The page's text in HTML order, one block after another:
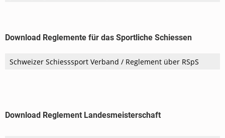
Download Reglemente für das Sportliche Schiessen
Schweizer Schiesssport Verband / Reglement über RSpS
Download Reglement Landesmeisterschaft